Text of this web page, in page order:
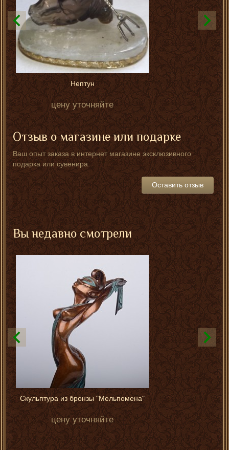
Нептун
цену уточняйте
Отзыв о магазине или подарке
Ваш опыт заказа в интернет магазине эксклюзивного
подарка или сувенира.
Оставить отзыв
Вы недавно смотрели
Скульптура из бронзы "Мельпомена"
цену уточняйте